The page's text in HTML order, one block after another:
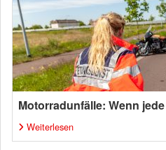
Motorradunfälle: Wenn
Weiterlesen